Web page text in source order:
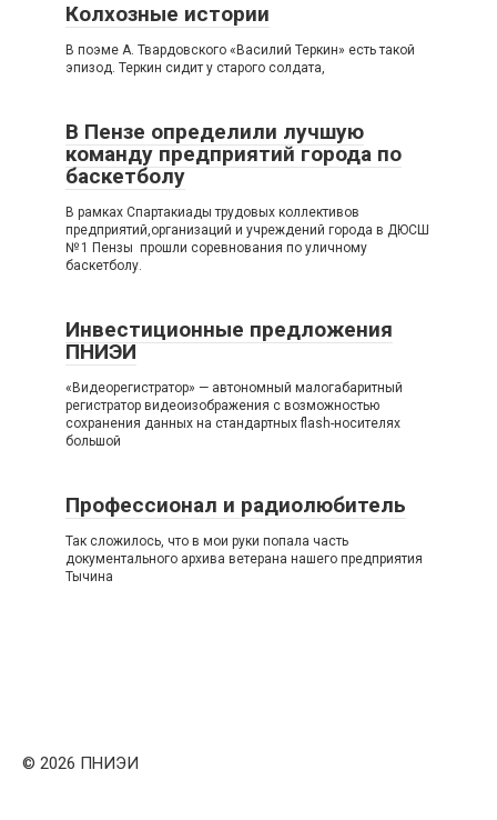
Колхозные истории
В поэме А. Твардовского «Василий Теркин» есть такой
эпизод. Теркин сидит у старого солдата,
В Пензе определили лучшую
команду предприятий города по
баскетболу
В рамках Спартакиады трудовых коллективов
предприятий,организаций и учреждений города в ДЮСШ
№ 1 Пензы прошли соревнования по уличному
баскетболу.
Инвестиционные предложения
ПНИЭИ
«Видеорегистратор» — автономный малогабаритный
регистратор видеоизображения с возможностью
сохранения данных на стандартных flash-носителях
большой
Профессионал и радиолюбитель
Так сложилось, что в мои руки попала часть
документального архива ветерана нашего предприятия
Тычина
© 2026 ПНИЭИ